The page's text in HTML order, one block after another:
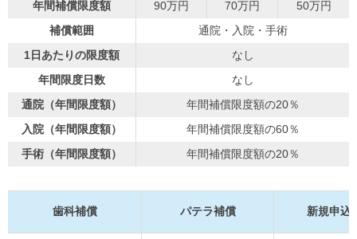
年間補償限度額 90万円 70万円 50万円
補償範囲 通院・入院・手術
1日あたりの限度額 なし
年間限度日数 なし
通院（年間限度額） 年間補償限度額の20％
入院（年間限度額） 年間補償限度額の60％
手術（年間限度額） 年間補償限度額の20％
歯科補償 パテラ補償 新規申込